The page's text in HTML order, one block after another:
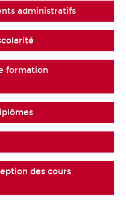
administratifs
formation
des cours